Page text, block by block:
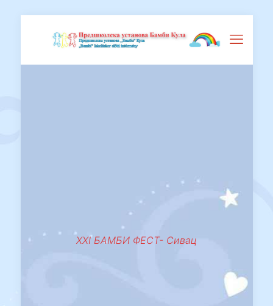
XXI БАМБИ ФЕСТ- Сивац